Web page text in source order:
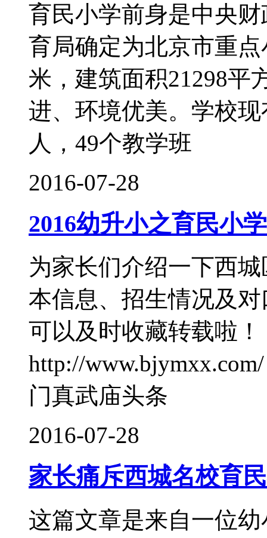
育民小学前身是中央
育局确定为北京市重
米，建筑面积21298平
进、环境优美。学校
人，49个教学班
2016-07-28
2016幼升小之育民小
为家长们介绍一下西
本信息、招生情况及
可以及时收藏转载啦
http://
门真武庙头条
2016-07-28
家长痛斥西城名校育
这篇文章是来自一位